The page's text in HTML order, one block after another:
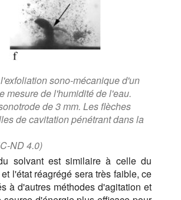
sono-mécanique d'un
mesure de l'humidité de l'eau.
de 3 mm. Les flèches
de cavitation pénétrant dans la
ND 4.0)
solvant est similaire à celle du
l'état réagrégé sera très faible, ce
à d'autres méthodes d'agitation et